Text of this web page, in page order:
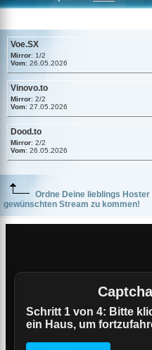
Voe.SX
Mirror: 1/2
Vom: 26.05.2026
Vinovo.to
Mirror: 2/2
Vom: 27.05.2026
Dood.to
Mirror: 2/2
Vom: 26.05.2026
Ordne Deine lieblings
gewünschten Stream zu kommen!